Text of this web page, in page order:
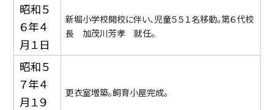
昭和５
６年４
月１日
新堀小学校開校に伴い、児童５５１名移動。第６代校
長 加茂川芳孝 就任。
昭和５
７年４
月１９
更衣室増築。飼育小屋完成。